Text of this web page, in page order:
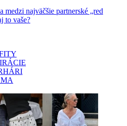
medzi najväčšie partnerské „red
to vaše?